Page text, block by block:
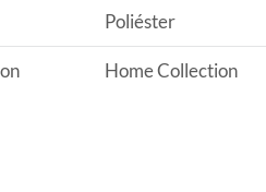
Poliéster
Home Collection